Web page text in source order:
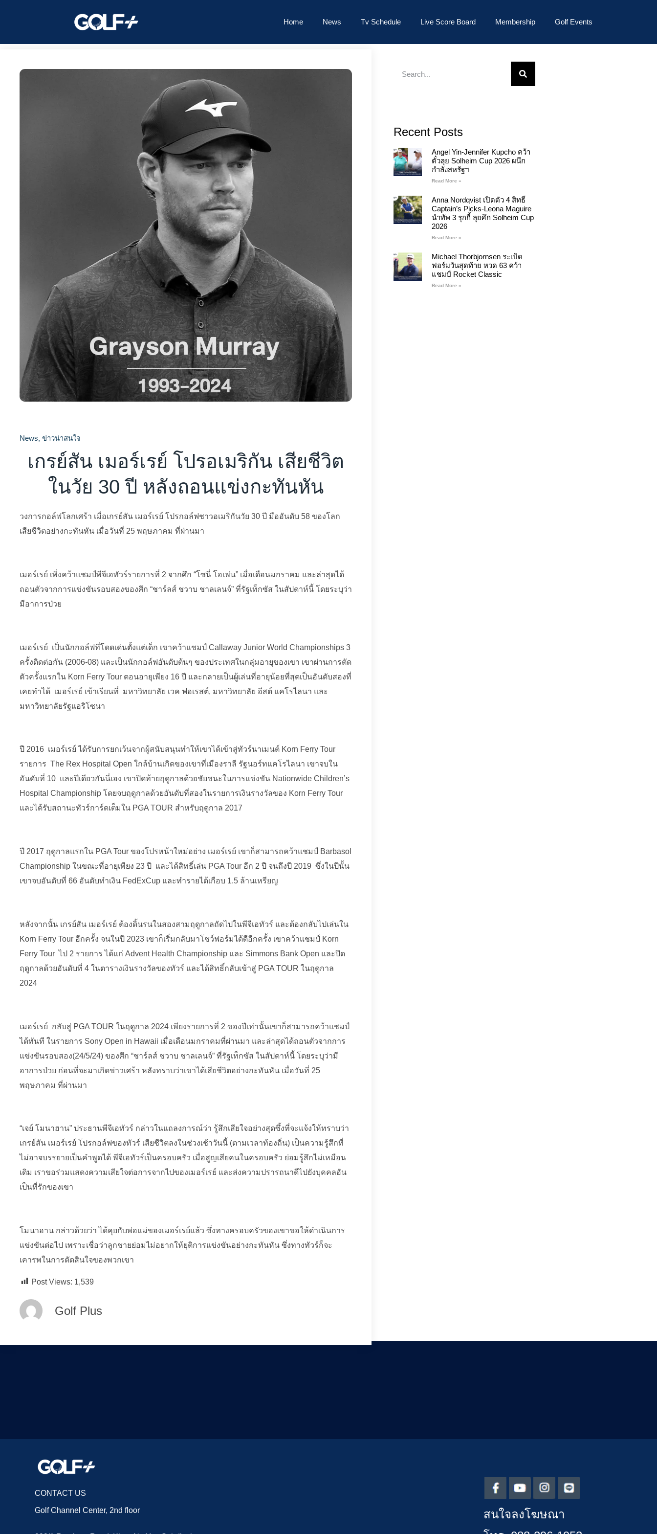
Home News Tv Schedule Live Score Board Membership Golf Events
News, ข่าวน่าสนใจ
เกรย์สัน เมอร์เรย์ โปรอเมริกัน เสียชีวิต
ในวัย 30 ปี หลังถอนแข่งกะทันหัน
วงการกอล์ฟโลกเศร้า เมื่อเกรย์สัน เมอร์เรย์ โปรกอล์ฟชาวอเมริกันวัย 30 ปี มืออันดับ 58 ของโลก
เสียชีวิตอย่างกะทันหัน เมื่อวันที่ 25 พฤษภาคม ที่ผ่านมา
เมอร์เรย์ เพิ่งคว้าแชมป์พีจีเอทัวร์รายการที่ 2 จากศึก “โซนี่ โอเพ่น” เมื่อเดือนมกราคม และล่าสุดได้
ถอนตัวจากการแข่งขันรอบสองของศึก “ชาร์ลส์ ชวาบ ชาลเลนจ์” ที่รัฐเท็กซัส ในสัปดาห์นี้ โดยระบุว่า
มีอาการป่วย
เมอร์เรย์ เป็นนักกอล์ฟที่โดดเด่นตั้งแต่เด็ก เขาคว้าแชมป์ Callaway Junior World Championships 3
ครั้งติดต่อกัน (2006-08) และเป็นนักกอล์ฟอันดับต้นๆ ของประเทศในกลุ่มอายุของเขา เขาผ่านการตัด
ตัวครั้งแรกใน Korn Ferry Tour ตอนอายุเพียง 16 ปี และกลายเป็นผู้เล่นที่อายุน้อยที่สุดเป็นอันดับสองที่
เคยทำได้ เมอร์เรย์ เข้าเรียนที่ มหาวิทยาลัย เวค ฟอเรสต์, มหาวิทยาลัย อีสต์ แคโรไลนา และ
มหาวิทยาลัยรัฐแอริโซนา
ปี 2016 เมอร์เรย์ ได้รับการยกเว้นจากผู้สนับสนุนทำให้เขาได้เข้าสู่ทัวร์นาเมนต์ Korn Ferry Tour
รายการ The Rex Hospital Open ใกล้บ้านเกิดของเขาที่เมืองราลี รัฐนอร์ทแคโรไลนา เขาจบใน
อันดับที่ 10 และปีเดียวกันนี่เอง เขาปิดท้ายฤดูกาลด้วยชัยชนะในการแข่งขัน Nationwide Children’s
Hospital Championship โดยจบฤดูกาลด้วยอันดับที่สองในรายการเงินรางวัลของ Korn Ferry Tour
และได้รับสถานะทัวร์การ์ดเต็มใน PGA TOUR สำหรับฤดูกาล 2017
ปี 2017 ฤดูกาลแรกใน PGA Tour ของโปรหน้าใหม่อย่าง เมอร์เรย์ เขาก็สามารถคว้าแชมป์ Barbasol
Championship ในขณะที่อายุเพียง 23 ปี และได้สิทธิ์เล่น PGA Tour อีก 2 ปี จนถึงปี 2019 ซึ่งในปีนั้น
เขาจบอันดับที่ 66 อันดับทำเงิน FedExCup และทำรายได้เกือบ 1.5 ล้านเหรียญ
หลังจากนั้น เกรย์สัน เมอร์เรย์ ต้องดิ้นรนในสองสามฤดูกาลถัดไปในพีจีเอทัวร์ และต้องกลับไปเล่นใน
Korn Ferry Tour อีกครั้ง จนในปี 2023 เขาก็เริ่มกลับมาโชว์ฟอร์มได้ดีอีกครั้ง เขาคว้าแชมป์ Korn
Ferry Tour ไป 2 รายการ ได้แก่ Advent Health Championship และ Simmons Bank Open และปิด
ฤดูกาลด้วยอันดับที่ 4 ในตารางเงินรางวัลของทัวร์ และได้สิทธิ์กลับเข้าสู่ PGA TOUR ในฤดูกาล
2024
เมอร์เรย์ กลับสู่ PGA TOUR ในฤดูกาล 2024 เพียงรายการที่ 2 ของปีเท่านั้นเขาก็สามารถคว้าแชมป์
ได้ทันที ในรายการ Sony Open in Hawaii เมื่อเดือนมกราคมที่ผ่านมา และล่าสุดได้ถอนตัวจากการ
แข่งขันรอบสอง(24/5/24) ของศึก “ชาร์ลส์ ชวาบ ชาลเลนจ์” ที่รัฐเท็กซัส ในสัปดาห์นี้ โดยระบุว่ามี
อาการป่วย ก่อนที่จะมาเกิดข่าวเศร้า หลังทราบว่าเขาได้เสียชีวิตอย่างกะทันหัน เมื่อวันที่ 25
พฤษภาคม ที่ผ่านมา
“เจย์ โมนาฮาน” ประธานพีจีเอทัวร์ กล่าวในแถลงการณ์ว่า รู้สึกเสียใจอย่างสุดซึ้งที่จะแจ้งให้ทราบว่า
เกรย์สัน เมอร์เรย์ โปรกอล์ฟของทัวร์ เสียชีวิตลงในช่วงเช้าวันนี้ (ตามเวลาท้องถิ่น) เป็นความรู้สึกที่
ไม่อาจบรรยายเป็นคำพูดได้ พีจีเอทัวร์เป็นครอบครัว เมื่อสูญเสียคนในครอบครัว ย่อมรู้สึกไม่เหมือน
เดิม เราขอร่วมแสดงความเสียใจต่อการจากไปของเมอร์เรย์ และส่งความปรารถนาดีไปยังบุคคลอัน
เป็นที่รักของเขา
โมนาฮาน กล่าวด้วยว่า ได้คุยกับพ่อแม่ของเมอร์เรย์แล้ว ซึ่งทางครอบครัวของเขาขอให้ดำเนินการ
แข่งขันต่อไป เพราะเชื่อว่าลูกชายย่อมไม่อยากให้ยุติการแข่งขันอย่างกะทันหัน ซึ่งทางทัวร์ก็จะ
เคารพในการตัดสินใจของพวกเขา
Post Views: 1,539
Golf Plus
Recent Posts
Angel Yin-Jennifer Kupcho คว้า
ตั๋วลุย Solheim Cup 2026 ผนึก
กำลังสหรัฐฯ
Read More »
Anna Nordqvist เปิดตัว 4 สิทธิ์
Captain’s Picks-Leona Maguire
นำทัพ 3 รุกกี้ ลุยศึก Solheim Cup
2026
Read More »
Michael Thorbjornsen ระเบิด
ฟอร์มวันสุดท้าย หวด 63 คว้า
แชมป์ Rocket Classic
Read More »
CONTACT US
Golf Channel Center, 2nd floor
สนใจลงโฆษณา